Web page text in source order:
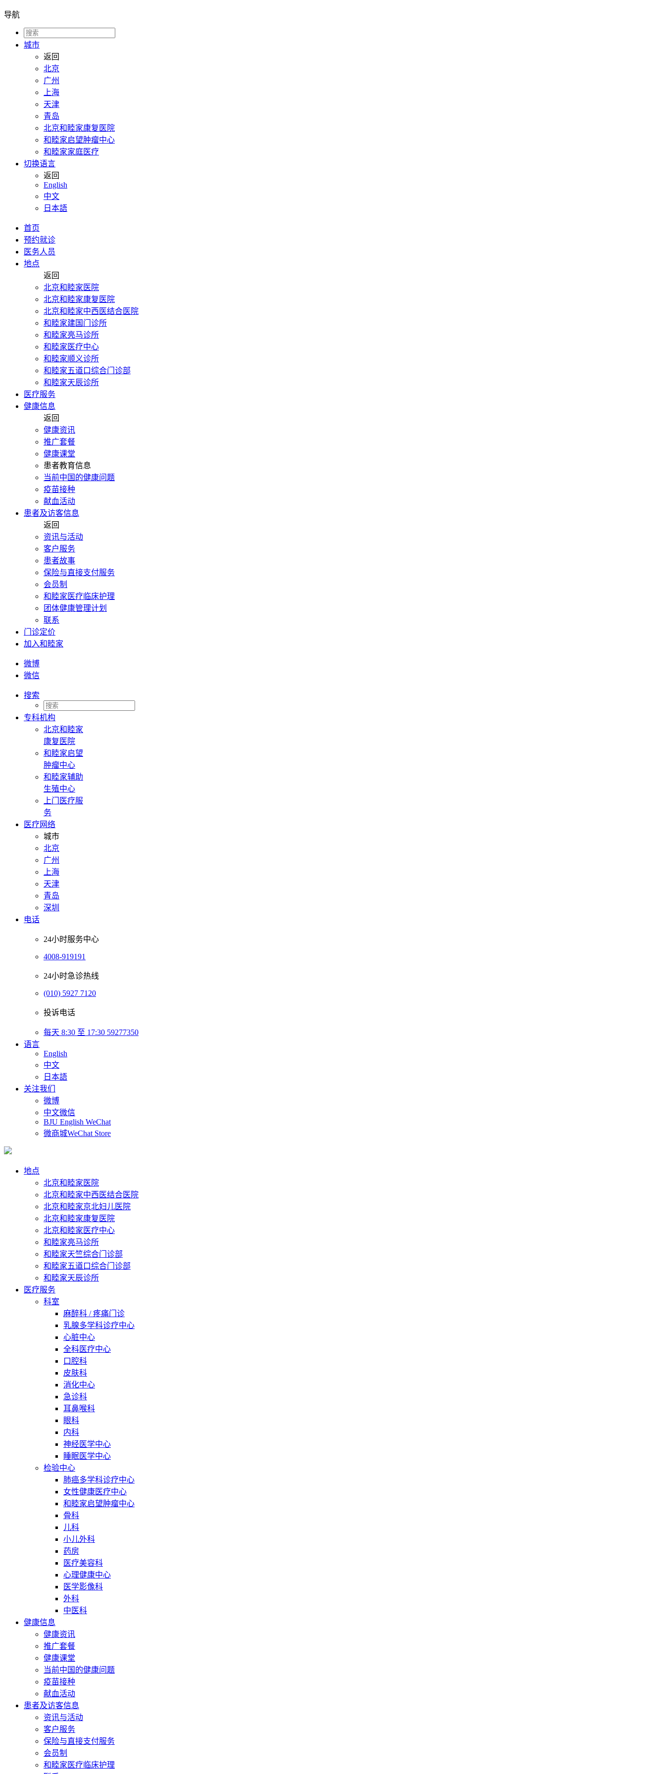
导航
城市
返回
北京
广州
上海
天津
青岛
北京和睦家康复医院
和睦家启望肿瘤中心
和睦家家庭医疗
切换语言
返回
English
中文
日本語
首页
预约就诊
医务人员
地点
返回
北京和睦家医院
北京和睦家康复医院
北京和睦家中西医结合医院
和睦家建国门诊所
和睦家亮马诊所
和睦家医疗中心
和睦家顺义诊所
和睦家五道口综合门诊部
和睦家天辰诊所
医疗服务
健康信息
返回
健康资讯
推广套餐
健康课堂
患者教育信息
当前中国的健康问题
疫苗接种
献血活动
患者及访客信息
返回
资讯与活动
客户服务
患者故事
保险与直接支付服务
会员制
和睦家医疗临床护理
团体健康管理计划
联系
门诊定价
加入和睦家
微博
微信
搜索
专科机构
北京和睦家
康复医院
和睦家启望
肿瘤中心
和睦家辅助
生殖中心
上门医疗服
务
医疗网络
城市
北京
广州
上海
天津
青岛
深圳
电话
24小时服务中心
4008-919191
24小时急诊热线
(010) 5927 7120
投诉电话
每天 8:30 至 17:30 59277350
语言
English
中文
日本語
关注我们
微博
中文微信
BJU English WeChat
微商城WeChat Store
地点
北京和睦家医院
北京和睦家中西医结合医院
北京和睦家京北妇儿医院
北京和睦家康复医院
北京和睦家医疗中心
和睦家亮马诊所
和睦家天竺综合门诊部
和睦家五道口综合门诊部
和睦家天辰诊所
医疗服务
科室
麻醉科 / 疼痛门诊
乳腺多学科诊疗中心
心脏中心
全科医疗中心
口腔科
皮肤科
消化中心
急诊科
耳鼻喉科
眼科
内科
神经医学中心
睡眠医学中心
检验中心
肺癌多学科诊疗中心
女性健康医疗中心
和睦家启望肿瘤中心
骨科
儿科
小儿外科
药房
医疗美容科
心理健康中心
医学影像科
外科
中医科
健康信息
健康资讯
推广套餐
健康课堂
当前中国的健康问题
疫苗接种
献血活动
患者及访客信息
资讯与活动
客户服务
保险与直接支付服务
会员制
和睦家医疗临床护理